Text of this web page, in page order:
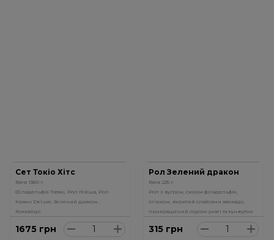
Сет Токіо Хітс
Вага: 1360 г.
Філадельфія Татакі, Рол Гейша, Рол
Кранч Deluxe, Зелений дракон ,
Хоккайдо
1675 грн
Рол Зелений дракон
Вага: 225 г.
Рол з вугром, сиром філадельфія,
огірком, вкритий слайсами авокадо,
прикрашений соусом унагі та кунжутом
315 грн